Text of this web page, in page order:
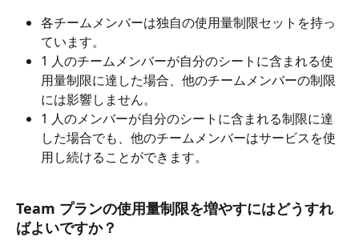
各チームメンバーは独自の使用量制限セットを持っ
ています。
1 人のチームメンバーが自分のシートに含まれる使
用量制限に達した場合、他のチームメンバーの制限
には影響しません。
1 人のメンバーが自分のシートに含まれる制限に達
した場合でも、他のチームメンバーはサービスを使
用し続けることができます。
Team プランの使用量制限を増やすにはどうすれ
ばよいですか？